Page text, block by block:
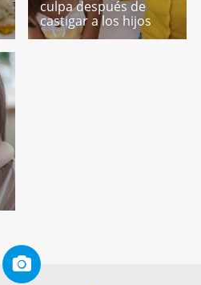
culpa después de
castigar a los hijos